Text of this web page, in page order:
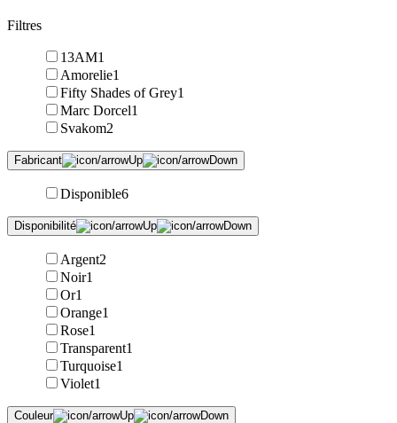
Filtres
13AM1
Amorelie1
Fifty Shades of Grey1
Marc Dorcel1
Svakom2
Fabricant
Disponible6
Disponibilité
Argent2
Noir1
Or1
Orange1
Rose1
Transparent1
Turquoise1
Violet1
Couleur